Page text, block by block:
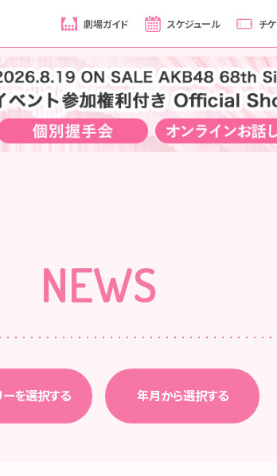
劇場ガイド スケジュール チ
NEWS
を選択する 年月から選択する